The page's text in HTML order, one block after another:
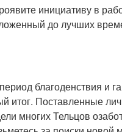
инициативу в
до лучших
благоденствия и
итог. Поставленные
многих Тельцов